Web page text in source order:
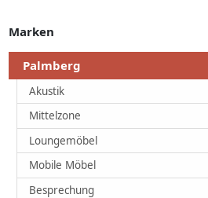
Marken
Palmberg
Akustik
Mittelzone
Loungemöbel
Mobile Möbel
Besprechung